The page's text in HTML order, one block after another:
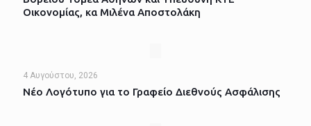
Οικονομίας, κα Μιλένα Αποστολάκη
4 Αυγούστου, 2026
Νέο Λογότυπο για το Γραφείο Διεθνούς Ασφάλισης